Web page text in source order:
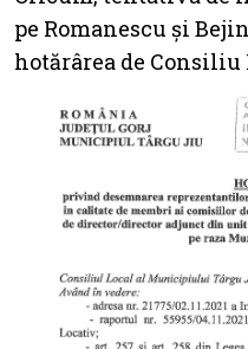
pe Romanescu și
hotărârea de Consiliu